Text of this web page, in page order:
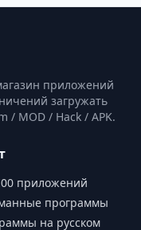
приложений
загружать
MOD / Hack / APK.
приложений
программы
на русском